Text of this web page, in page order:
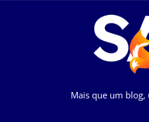
Mais que um blog,